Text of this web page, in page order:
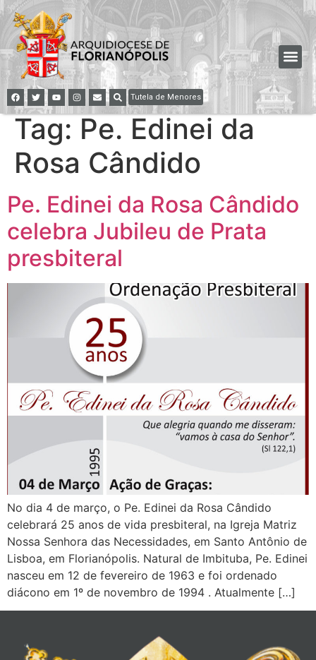
Tutela de Menores
Tag: Pe. Edinei da
Rosa Cândido
Pe. Edinei da Rosa Cândido
celebra Jubileu de Prata
presbiteral
No dia 4 de março, o Pe. Edinei da Rosa Cândido
celebrará 25 anos de vida presbiteral, na Igreja Matriz
Nossa Senhora das Necessidades, em Santo Antônio de
Lisboa, em Florianópolis. Natural de Imbituba, Pe. Edinei
nasceu em 12 de fevereiro de 1963 e foi ordenado
diácono em 1º de novembro de 1994 . Atualmente […]